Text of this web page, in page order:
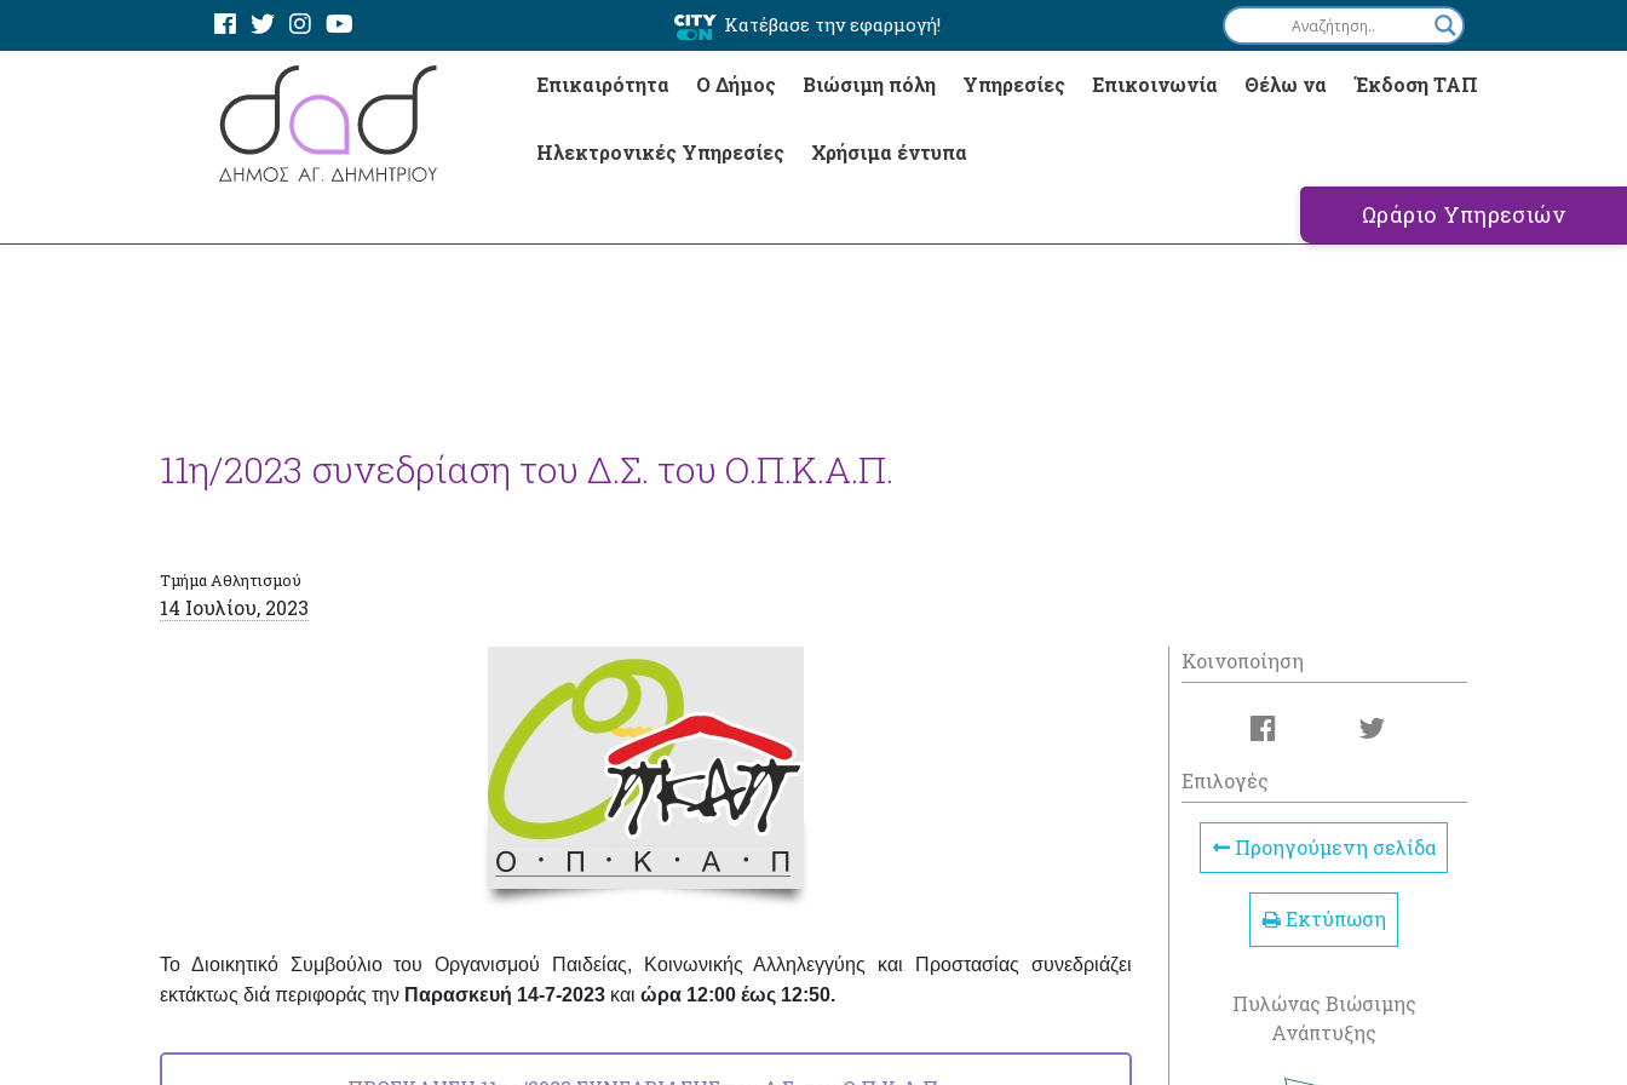
Κατέβασε την εφαρμογή!
Επικαιρότητα Ο Δήμος Βιώσιμη πόλη Υπηρεσίες Επικοινωνία Θέλω να Έκδοση ΤΑΠ
Ηλεκτρονικές Υπηρεσίες Χρήσιμα έντυπα
Ωράριο Υπηρεσιών
11η/2023 συνεδρίαση του Δ.Σ. του Ο.Π.Κ.Α.Π.
Τμήμα Αθλητισμού
14 Ιουλίου, 2023
Το Διοικητικό Συμβούλιο του Οργανισμού Παιδείας, Κοινωνικής Αλληλεγγύης και Προστασίας συνεδριάζει
εκτάκτως διά περιφοράς την Παρασκευή 14-7-2023 και ώρα 12:00 έως 12:50.
Κοινοποίηση
Επιλογές
Προηγούμενη σελίδα
Εκτύπωση
Πυλώνας Βιώσιμης
Ανάπτυξης